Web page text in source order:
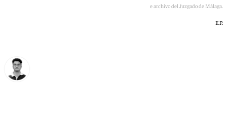
Imagen de archivo del Juzgado de Málaga.
E.P.